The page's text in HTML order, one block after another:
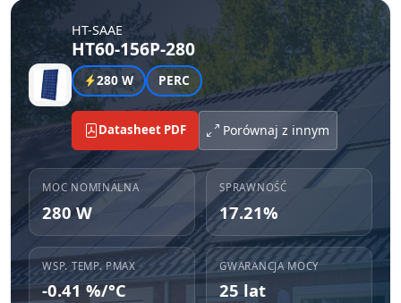
HT-SAAE
HT60-156P-280
280 W PERC
Datasheet PDF Porównaj z innym
MOC NOMINALNA
280 W
SPRAWNOŚĆ
17.21%
WSP. TEMP. PMAX
-0.41 %/°C
GWARANCJA MOCY
25 lat